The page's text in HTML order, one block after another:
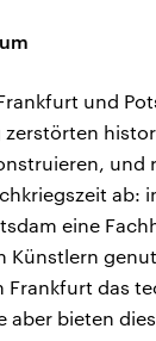
und
zerstörten
und
ab:
eine
Künstlern
Frankfurt das
aber bieten